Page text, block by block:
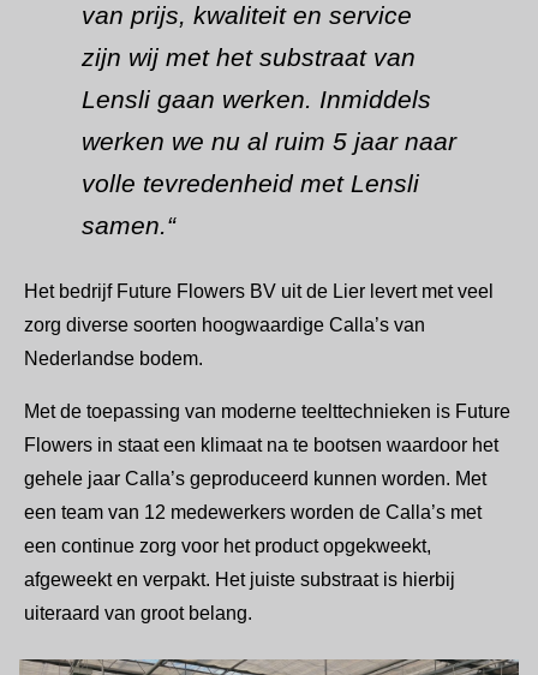
van prijs, kwaliteit en service
zijn wij met het substraat van
Lensli gaan werken. Inmiddels
werken we nu al ruim 5 jaar naar
volle tevredenheid met Lensli
samen.“
Het bedrijf Future Flowers BV uit de Lier levert met veel
zorg diverse soorten hoogwaardige Calla’s van
Nederlandse bodem.
Met de toepassing van moderne teelttechnieken is Future
Flowers in staat een klimaat na te bootsen waardoor het
gehele jaar Calla’s geproduceerd kunnen worden. Met
een team van 12 medewerkers worden de Calla’s met
een continue zorg voor het product opgekweekt,
afgeweekt en verpakt. Het juiste substraat is hierbij
uiteraard van groot belang.